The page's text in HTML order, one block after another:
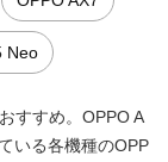
Neo
すすめ。OPPO A
いる各機種のOPP